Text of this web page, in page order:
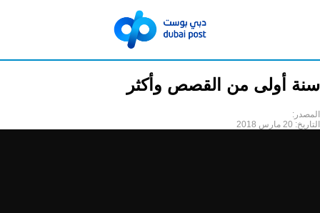
سنة أولى من القصص وأكثر
المصدر:
التاريخ: 20 مارس 2018